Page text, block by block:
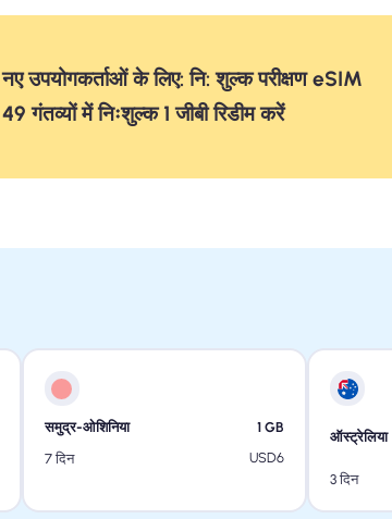
नए उपयोगकर्ताओं के लिए: नि: शुल्क परीक्षण eSIM
49 गंतव्यों में निःशुल्क 1 जीबी रिडीम करें
समुद्र-ओशिनिया 1 GB
7 दिन
USD6
ऑस्ट्रेलिया
3 दिन